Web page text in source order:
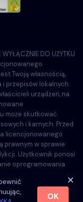
OK
DO UŻYTKU
Twoją własnością,
przepisów lokalnych.
urządzeń, na
może skutkować
i karnych. Przed
licencjonowanego
prawnym w sprawie
Użytkownik ponosi
oprogramowania